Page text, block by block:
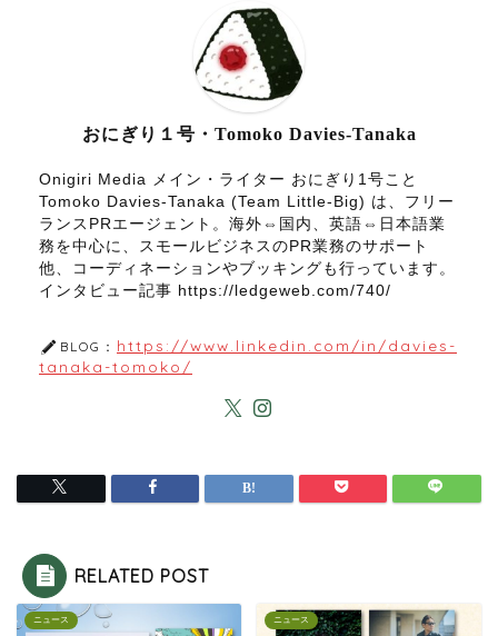
おにぎり１号・Tomoko Davies-Tanaka
Onigiri Media メイン・ライター おにぎり1号こと
Tomoko Davies-Tanaka (Team Little-Big) は、フリー
ランスPRエージェント。海外⇔国内、英語⇔日本語業
務を中心に、スモールビジネスのPR業務のサポート
他、コーディネーションやブッキングも行っています。
インタビュー記事 https://ledgeweb.com/740/
BLOG： https://www.linkedin.com/in/davies-
tanaka-tomoko/
RELATED POST
ニュース ニュース